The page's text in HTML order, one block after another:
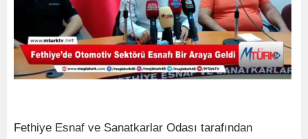
Fethiye Esnaf ve Sanatkarlar Odası tarafından